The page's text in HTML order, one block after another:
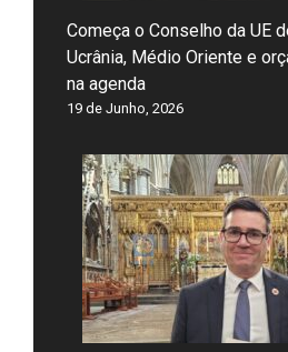
Começa o Conselho da UE
Ucrânia, Médio Oriente e
na agenda
19 de Junho, 2026